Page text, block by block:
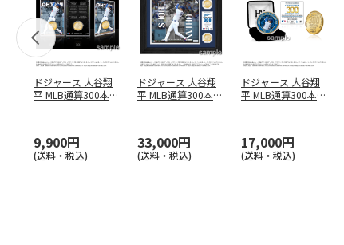
ドジャース 大谷翔
平 MLB通算300本塁
9,900円
(送料・税込)
ドジャース 大谷翔
平 MLB通算300本塁
33,000円
(送料・税込)
ドジャース 大谷翔
平 MLB通算300本塁
17,000円
(送料・税込)